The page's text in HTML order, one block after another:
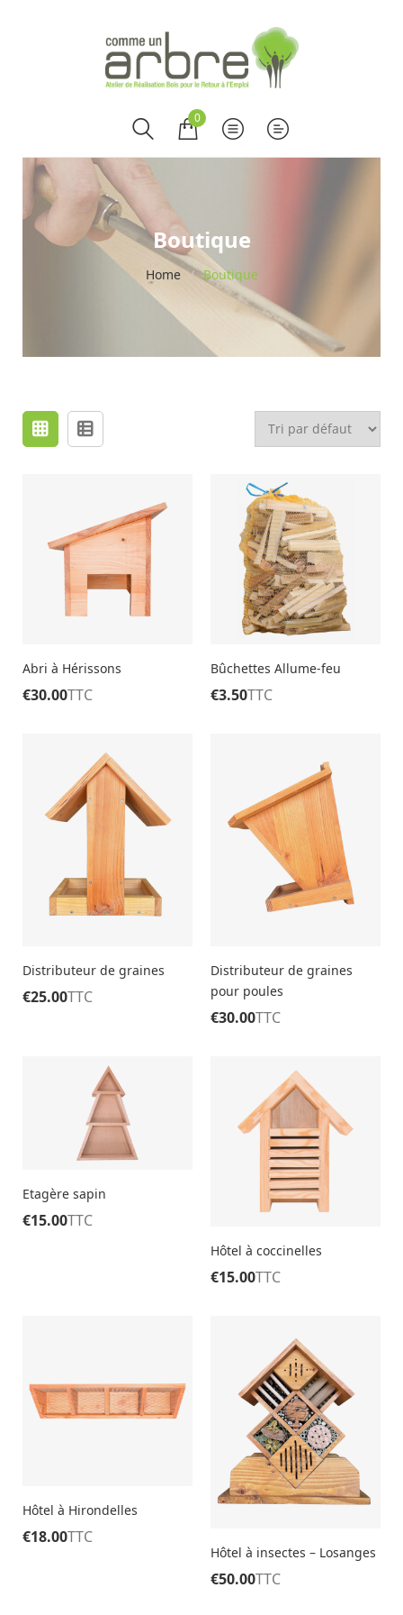
0
Boutique
Home / Boutique
Abri à Hérissons
€30.00TTC
Bûchettes Allume-feu
€3.50TTC
Distributeur de graines
€25.00TTC
Distributeur de graines
pour poules
€30.00TTC
Etagère sapin
€15.00TTC
Hôtel à coccinelles
€15.00TTC
Hôtel à Hirondelles
€18.00TTC
Hôtel à insectes – Losanges
€50.00TTC